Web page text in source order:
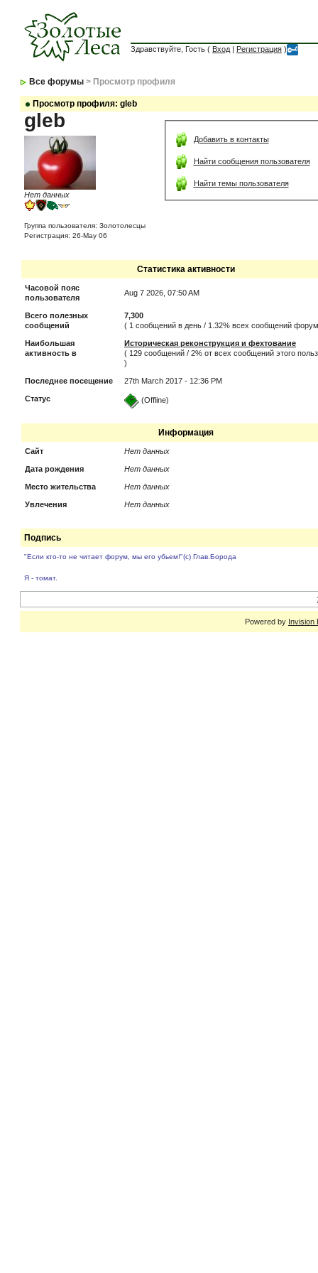
Здравствуйте, Гость ( Вход | Регистрация )
Все форумы > Просмотр профиля
Просмотр профиля: gleb
gleb
Нет данных
Группа пользователя: Золотолесцы
Регистрация: 26-May 06
Добавить в контакты
Найти сообщения пользователя
Найти темы пользователя
Статистика активности
Часовой пояс
пользователя
Aug 7 2026, 07:50 AM
Всего полезных
сообщений
7,300
( 1 сообщений в день / 1.32% всех сообщений
Наибольшая
активность в
Историческая реконструкция и фехтование
( 129 сообщений / 2% от всех сообщений этого
)
Последнее посещение 27th March 2017 - 12:36 PM
Статус (Offline)
Информация
Сайт Нет данных
Дата рождения Нет данных
Место жительства Нет данных
Увлечения Нет данных
Подпись
"Если кто-то не читает форум, мы его убьем!"(с) Глав.Борода
Я - томат.
Powered by Invision